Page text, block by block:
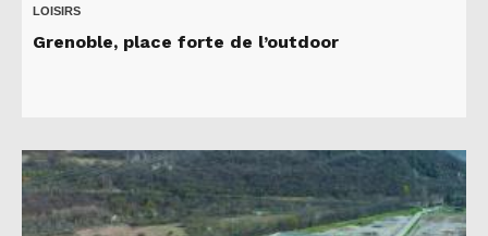
LOISIRS
Grenoble, place forte de l’outdoor